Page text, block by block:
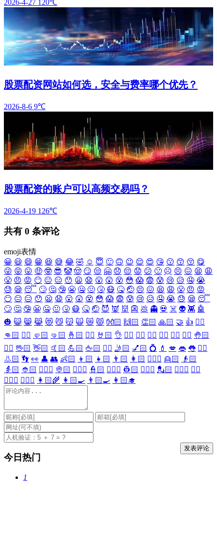
2026-4-27 120℃
股票配资网站如何选，安全与费率哪个优先？
2026-8-6 9℃
股票配资的账户可以高频交易吗？
2026-4-19 126℃
共有 0 条评论
emoji表情
😀 😃 😄 😁 😆 😅 😂 🤣 ☺️ 😇 🙂 🙃 😉 😌 😍 😘 😗 😙 😚 😋
😜 😝 😛 🤑 🤓 😎 🤡 🤠 😏 😒 🤗 😞 😔 😟 😕 🙁 ☹️ 😣 😖 😫 😩
😤 😠 😡 😶 😐 😑 😯 😦 😧 😮 😲 😵 😳 😱 😨 😰 😢 😥 🤤 😭
😓 😪 😴 🙄 🤔 🤥 😬 🤐 🤢 🤧 😷 🤒 🤕 😣 😖 😫 😩 😤 😠 😡
😶 😐 😑 😯 😦 😧 😮 😲 😵 😳 😱 😨 😰 😢 😥 🤤 😭 😓 😪 😴
🙄 🤔 🤥 😬 🤐 🤢 🤧 😷 🤒 🤕 😈 👿 👹 👺 💩 👻 💀 ☠️ 👽 👾 🤖
🎃 😺 😸 😹 😻 😼 😽 🙀 😿 😾 👐🏻 🙌🏻 👏🏻 🙏🏻 🤝 👍 👎🏻
👊🏻 ✊🏻 🤛🏻 🤜🏻 🤞🏻 ✌🏻 🤘🏻 👌 👈🏻 👉🏻 👆🏻 👇🏻 ☝🏻 ✋🏻 🤚🏻
🖐🏻 🖖🏻 👋🏻 🤙🏻 💪🏻 🖕🏻 ✍🏻 🤳🏻 💅🏻 💍 💄 💋 👄 👅 👂🏻
👃🏻 👣 👀 👤 👥 👶🏻 👦🏻 👧🏻 👨🏻 👩🏻 👱🏻‍♀️ 👱🏻
👴🏻
👵🏻 👲🏻 👳🏻‍♀️ 👳🏻 👮🏻‍♀️ 👮🏻 👷🏻‍♀️ 👷🏻 💂🏻‍♀️ 💂🏻 🕵🏻‍♀️ 🕵🏻
👩🏻‍⚕️ 👨🏻‍⚕️ 👩🏻‍🌾 👩🏻‍🍳 👨🏻‍🍳 👩🏻‍🎓
今日热门
1